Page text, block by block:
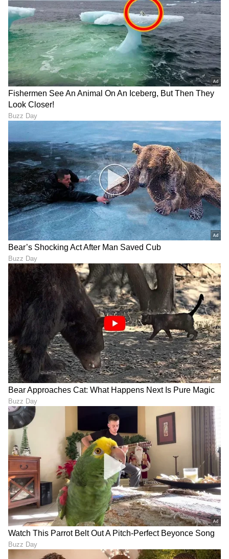
DOWNLOAD APP
RECOMMENDED STORIES
ಚಿಕನ್ ರೆಸಿಪಿ ಮಾಡುವಾಗ
ಮೊಸರು ಮಿಕ್ಸ್ ಮಾಡೋದು
ಯಾಕೆ ಗೊತ್ತಾ?
ಎಲ್ಲರೂ ನಿರ್ಲಕ್ಷಿಸುವ ಪ್ರೆಶರ್
ಕುಕ್ಕರ್‌ನ ಈ ಭಾಗ ಕ್ಲೀನ್ ಮಾಡಲು
ಮತ್ತಿ ಮೀನಿಗಿಂತ ಹಿಲ್ಸಾ
ರುಚಿಕರವೇ? ಅಸಲಿ ಹಿಲ್ಸಾ
ಗುರುತಿಸುವುದು ಹೇಗೆ?
ನಾಗರಹಾವಿನ ಪಕೋಡಾ !
ಕೋಬ್ರಾ ಮೀಟ್ ಮಾರ್ಕೆಟ್ ನಲ್ಲಿ
ಏನೆಲ್ಲ ಸಿಗುತ್ತೆ?
LATEST VIDEOS
"ರಾಜಕೀಯ ಬೇಡ, ಸಿನಿಮಾನೇ ಪ್ರಾಣ":
ಕನಕೋತ್ಸವದಲ್ಲಿ ರಿಷಬ್ ಶೆಟ್ಟಿ | Rishab
Shetty speech | Suvarna News
ಶೇ.50 ರಿಂದ ಶೇ.18 ಕ್ಕೆ TAX ಇಳಿಕೆ: ಮೋದಿ-
ಟ್ರಂಪ್ ಐತಿಹಾಸಿಕ ಒಪ್ಪಂದ | India US
Trade Deal | Party Rounds